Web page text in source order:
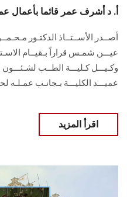
أ. د أشرف عمر قائما بأعمال
أصــدر الأســتــاذ الدكتـور
عيـــن شمـس قراراً بـقيــام
وكـيـــل كـليـــة الطــب لشـئـــون
عميـــد الكليـــة بـجانـب عمـلـه
اقرأ المزيد